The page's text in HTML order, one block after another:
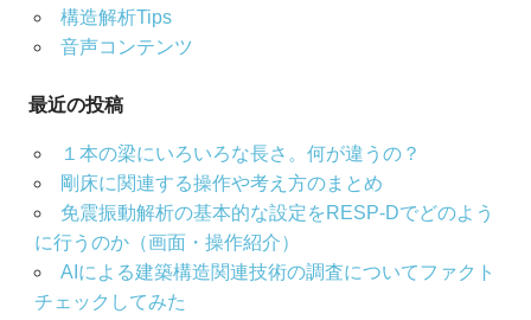
構造解析Tips
音声コンテンツ
最近の投稿
１本の梁にいろいろな長さ。何が違うの？
剛床に関連する操作や考え方のまとめ
免震振動解析の基本的な設定をRESP-Dでどのよう
に行うのか（画面・操作紹介）
AIによる建築構造関連技術の調査についてファクト
チェックしてみた